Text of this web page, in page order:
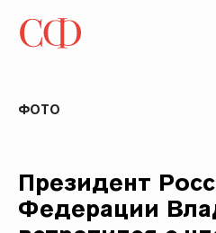
ФОТО
Президент
Федерации